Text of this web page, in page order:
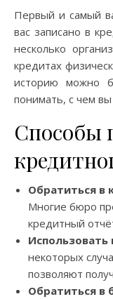
Первый и самый
вас записано в
несколько
кредитах
историю можно
понимать, с чем
Способы
Обратиться в
Многие бюро
кредитный
Использовать
некоторых
позволяют
Обратиться в